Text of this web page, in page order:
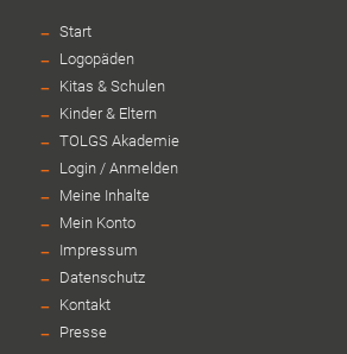
- Start
- Logopäden
- Kitas & Schulen
- Kinder & Eltern
- TOLGS Akademie
- Login / Anmelden
- Meine Inhalte
- Mein Konto
- Impressum
- Datenschutz
- Kontakt
- Presse